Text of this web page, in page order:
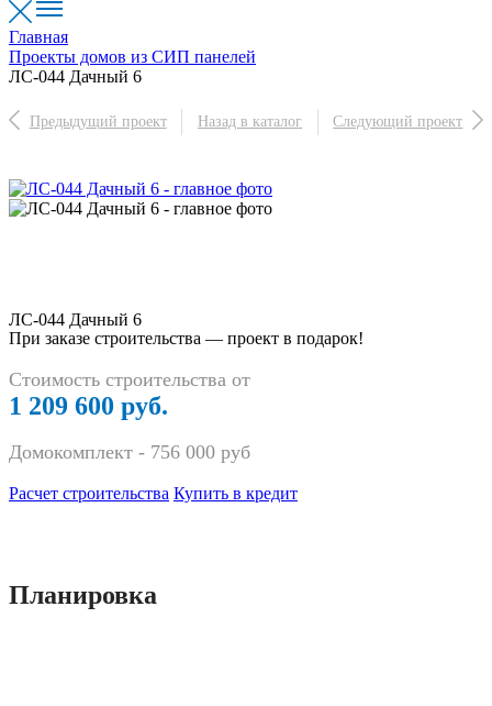
Главная
Проекты домов из СИП панелей
ЛС-044 Дачный 6
Предыдущий проект Назад в каталог Следующий проект
ЛС-044 Дачный 6
При заказе строительства — проект в подарок!
Стоимость строительства от
1 209 600 руб.
Домокомплект - 756 000 руб
Расчет строительства Купить в кредит
Планировка